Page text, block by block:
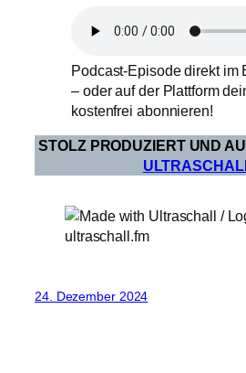
Podcast-Episode direkt im
– oder auf der Plattform
kostenfrei abonnieren!
STOLZ PRODUZIERT UND
24. Dezember 2024